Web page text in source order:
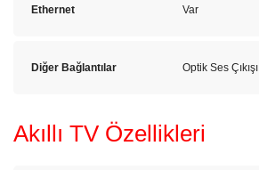
Ethernet Var
Diğer Bağlantılar Optik Ses Çıkışı
Akıllı TV Özellikleri